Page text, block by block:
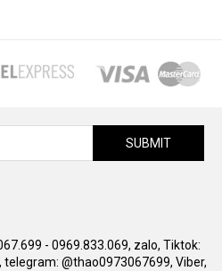
SUBMIT
- 0969.833.069, zalo, Tiktok:
@thao0973067699, Viber,